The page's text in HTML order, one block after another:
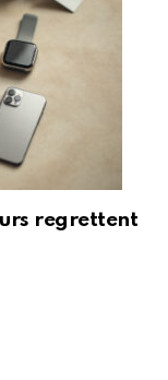
regrettent